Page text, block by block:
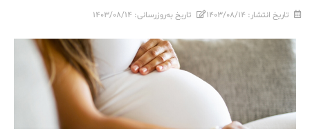
تاریخ انتشار: ۱۴۰۳/۰۸/۱۴ تاریخ به‌روزرسانی: ۱۴۰۳/۰۸/۱۴